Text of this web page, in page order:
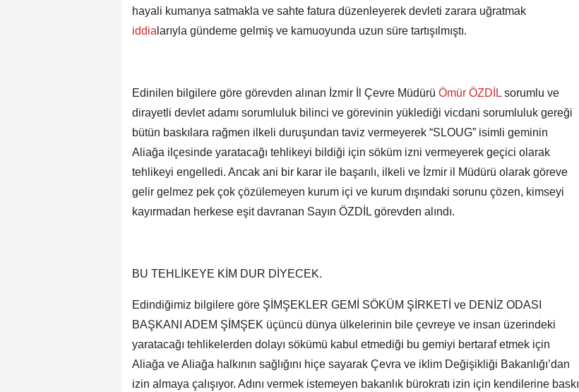
hayali kumanya satmakla ve sahte fatura düzenleyerek devleti zarara uğratmak
iddia larıyla gündeme gelmiş ve kamuoyunda uzun süre tartışılmıştı.
Edinilen bilgilere göre görevden alınan İzmir İl Çevre Müdürü Ömür ÖZDİL sorumlu ve
dirayetli devlet adamı sorumluluk bilinci ve görevinin yüklediği vicdani sorumluluk gereği
bütün baskılara rağmen ilkeli duruşundan taviz vermeyerek “SLOUG” isimli geminin
Aliağa ilçesinde yaratacağı tehlikeyi bildiği için söküm izni vermeyerek geçici olarak
tehlikeyi engelledi. Ancak ani bir karar ile başarılı, ilkeli ve İzmir il Müdürü olarak göreve
gelir gelmez pek çok çözülemeyen kurum içi ve kurum dışındaki sorunu çözen, kimseyi
kayırmadan herkese eşit davranan Sayın ÖZDİL görevden alındı.
BU TEHLİKEYE KİM DUR DİYECEK.
Edindiğimiz bilgilere göre ŞİMŞEKLER GEMİ SÖKÜM ŞİRKETİ ve DENİZ ODASI
BAŞKANI ADEM ŞİMŞEK üçüncü dünya ülkelerinin bile çevreye ve insan üzerindeki
yaratacağı tehlikelerden dolayı sökümü kabul etmediği bu gemiyi bertaraf etmek için
Aliağa ve Aliağa halkının sağlığını hiçe sayarak Çevra ve iklim Değişikliği Bakanlığı’dan
izin almaya çalışıyor. Adını vermek istemeyen bakanlık bürokratı izin için kendilerine baskı